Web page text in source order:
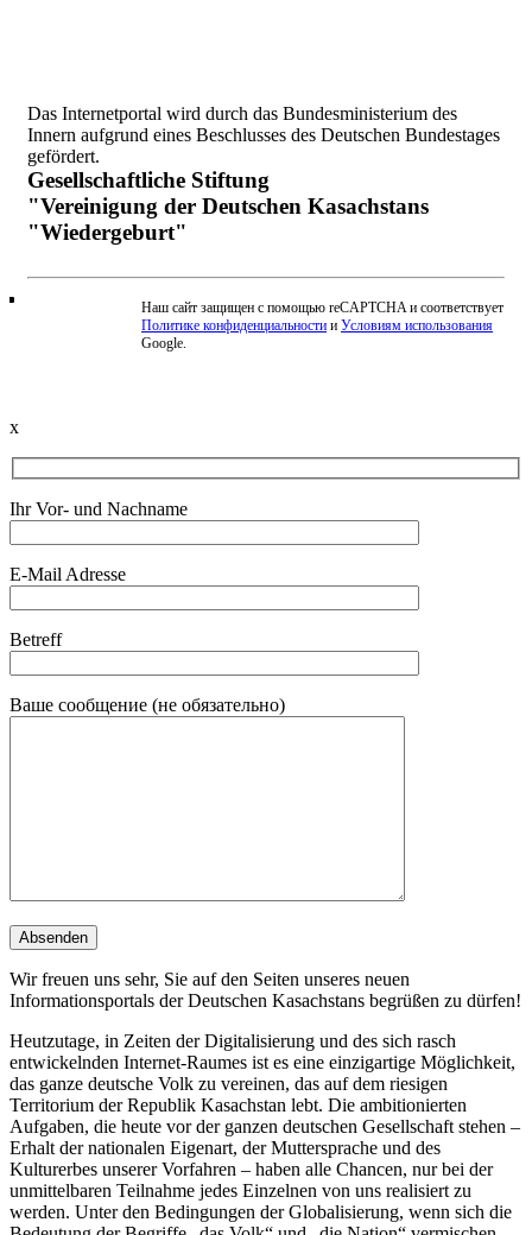
Das Internetportal wird durch das Bundesministerium des
Innern aufgrund eines Beschlusses des Deutschen Bundestages
gefördert.
Gesellschaftliche Stiftung
"Vereinigung der Deutschen Kasachstans
"Wiedergeburt"
Beschwerde einreichen
Наш сайт защищен с помощью reCAPTCHA и соответствует
Политике конфиденциальности и Условиям использования
Google.
x
Ihr Vor- und Nachname
E-Mail Adresse
Betreff
Ваше сообщение (не обязательно)
Wir freuen uns sehr, Sie auf den Seiten unseres neuen
Informationsportals der Deutschen Kasachstans begrüßen zu dürfen!
Heutzutage, in Zeiten der Digitalisierung und des sich rasch
entwickelnden Internet-Raumes ist es eine einzigartige Möglichkeit,
das ganze deutsche Volk zu vereinen, das auf dem riesigen
Territorium der Republik Kasachstan lebt. Die ambitionierten
Aufgaben, die heute vor der ganzen deutschen Gesellschaft stehen –
Erhalt der nationalen Eigenart, der Muttersprache und des
Kulturerbes unserer Vorfahren – haben alle Chancen, nur bei der
unmittelbaren Teilnahme jedes Einzelnen von uns realisiert zu
werden. Unter den Bedingungen der Globalisierung, wenn sich die